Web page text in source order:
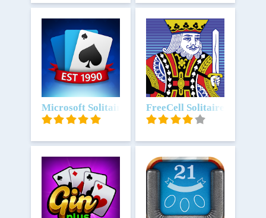
Scarica
Microsoft Solitaire Collection
Scarica
FreeCell Solitaire: Card